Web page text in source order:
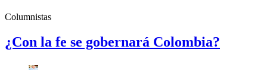
Columnistas
¿Con la fe se gobernará Colombia?